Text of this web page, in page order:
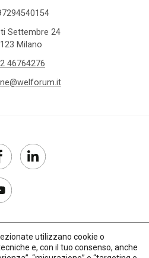
Settembre 24
Milano
46764276
2017–2026
utilizzano cookie o
e, con il tuo consenso, anche